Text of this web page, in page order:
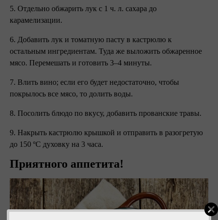
5. Отдельно обжарить лук с 1 ч. л. сахара до
карамелизации.
6. Добавить лук и томатную пасту в кастрюлю к
остальным ингредиентам. Туда же выложить обжаренное
мясо. Перемешать и готовить 3–4 минуты.
7. Влить вино; если его будет недостаточно, чтобы
покрылось все мясо, то долить воды.
8. Посолить блюдо по вкусу, добавить прованские травы.
9. Накрыть кастрюлю крышкой и отправить в разогретую
до 150 ºC духовку на 3 часа.
Приятного аппетита!